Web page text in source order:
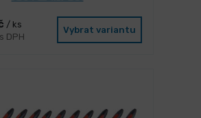
/ ks
DPH
Vybrat variantu